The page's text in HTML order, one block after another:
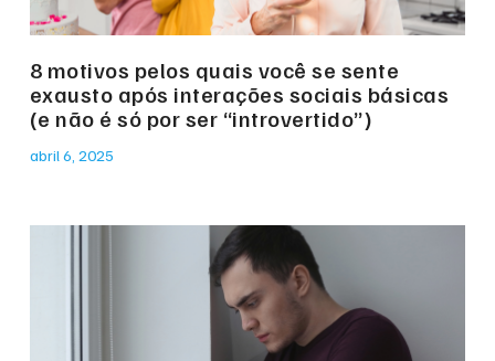
8 motivos pelos quais você se sente
exausto após interações sociais básicas
(e não é só por ser “introvertido”)
abril 6, 2025